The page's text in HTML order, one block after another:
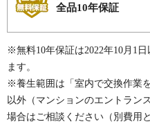
全品10年保証
※無料10年保証は2022年10月1
ます。
※養生範囲は「室内で交換作業
以外（マンションのエントラン
場合はご相談ください（別費用